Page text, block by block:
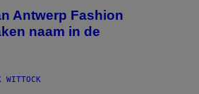
Antwerp Fashion
naam in de
WITTOCK